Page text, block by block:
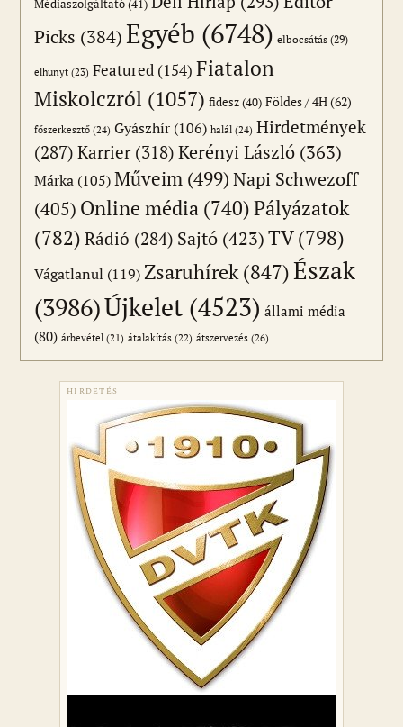
Médiaszolgáltató(41)
Picks (384)Egyéb (6748) elbocsátás (29)
elhunyt (23) Featured (154) Fiatalon
Miskolczról (1057) fidesz(40) Földes / 4H(62)
főszerkesztő (24) Gyászhír (106) halál (24) Hirdetmények
(287) Karrier(318) Kerényi László (363)
Márka (105) Műveim (499)Napi Schwezoff
(405) Online média (740)Pályázatok
(782) Rádió (284) Sajtó (423)TV(798)
Vágatlanul (119) Zsaruhírek (847)Észak
(3986)Újkelet (4523) állami média
(80) árbevétel (21) átalakítás (22) átszervezés (26)
HIRDETÉS